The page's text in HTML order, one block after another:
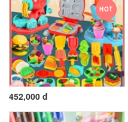
HOT
452,000 đ